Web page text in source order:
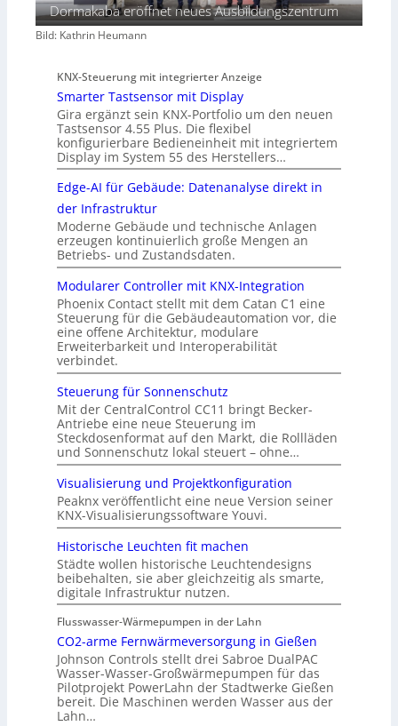
Dormakaba eröffnet neues Ausbildungszentrum
Bild: Kathrin Heumann
KNX-Steuerung mit integrierter Anzeige
Smarter Tastsensor mit Display
Gira ergänzt sein KNX-Portfolio um den neuen
Tastsensor 4.55 Plus. Die flexibel
konfigurierbare Bedieneinheit mit integriertem
Display im System 55 des Herstellers…
Edge-AI für Gebäude: Datenanalyse direkt in
der Infrastruktur
Moderne Gebäude und technische Anlagen
erzeugen kontinuierlich große Mengen an
Betriebs- und Zustandsdaten.
Modularer Controller mit KNX-Integration
Phoenix Contact stellt mit dem Catan C1 eine
Steuerung für die Gebäudeautomation vor, die
eine offene Architektur, modulare
Erweiterbarkeit und Interoperabilität
verbindet.
Steuerung für Sonnenschutz
Mit der CentralControl CC11 bringt Becker-
Antriebe eine neue Steuerung im
Steckdosenformat auf den Markt, die Rollläden
und Sonnenschutz lokal steuert – ohne…
Visualisierung und Projektkonfiguration
Peaknx veröffentlicht eine neue Version seiner
KNX-Visualisierungssoftware Youvi.
Historische Leuchten fit machen
Städte wollen historische Leuchtendesigns
beibehalten, sie aber gleichzeitig als smarte,
digitale Infrastruktur nutzen.
Flusswasser-Wärmepumpen in der Lahn
CO2-arme Fernwärmeversorgung in Gießen
Johnson Controls stellt drei Sabroe DualPAC
Wasser-Wasser-Großwärmepumpen für das
Pilotprojekt PowerLahn der Stadtwerke Gießen
bereit. Die Maschinen werden Wasser aus der
Lahn…